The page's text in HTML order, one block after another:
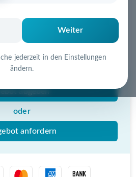
Weiter
jederzeit in den Einstellungen
ändern.
und unkompliziert zur eigenen
abgeben
oder
anfordern